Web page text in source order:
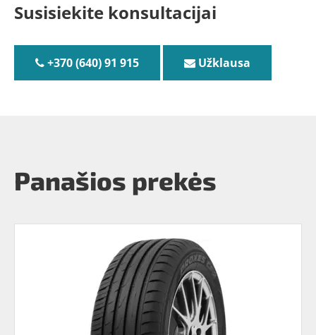
Susisiekite konsultacijai
+370 (640) 91 915 Užklausa
Panašios prekės